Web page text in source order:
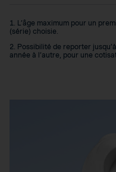
1. L’âge maximum pour un
(série) choisie.
2. Possibilité de reporter
année à l’autre, pour une